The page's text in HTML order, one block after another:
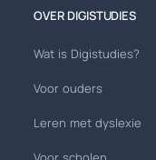
OVER DIGISTUDIES
Wat is Digistudies?
Voor ouders
Leren met dyslexie